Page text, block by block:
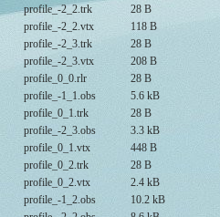
profile_-2_2.trk
28 B
profile_-2_2.vtx
118 B
profile_-2_3.trk
28 B
profile_-2_3.vtx
208 B
profile_0_0.rlr
28 B
profile_-1_1.obs
5.6 kB
profile_0_1.trk
28 B
profile_-2_3.obs
3.3 kB
profile_0_1.vtx
448 B
profile_0_2.trk
28 B
profile_0_2.vtx
2.4 kB
profile_-1_2.obs
10.2 kB